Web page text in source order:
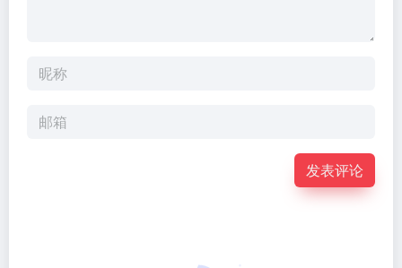
发表评论